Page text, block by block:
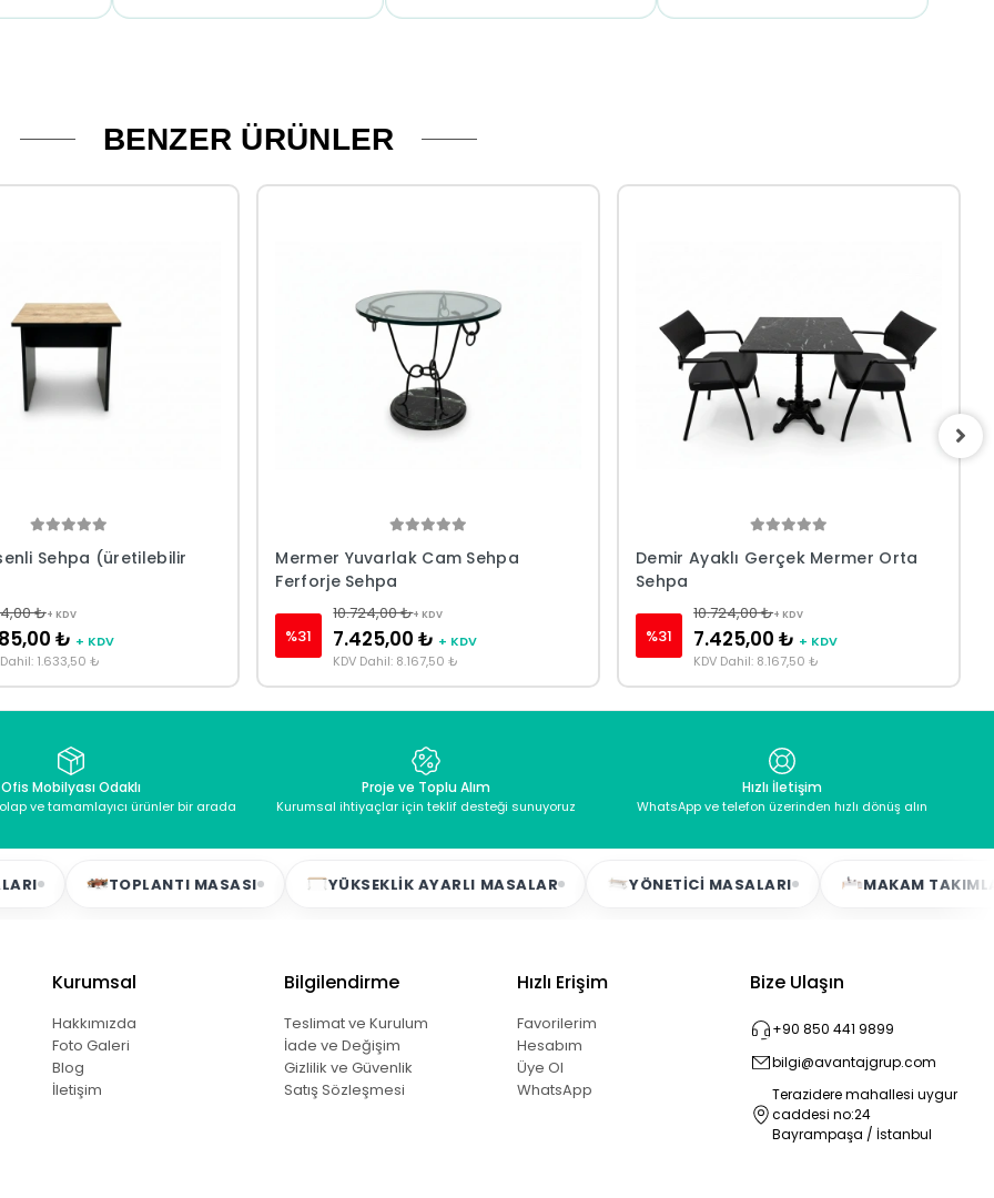
BENZER ÜRÜNLER
Sehpa (üretilebilir
₺+ KDV
₺ + KDV
1.633,50 ₺
Mermer Yuvarlak Cam Sehpa
Ferforje Sehpa
%31
10.724,00 ₺+ KDV
7.425,00 ₺ + KDV
KDV Dahil: 8.167,50 ₺
Demir Ayaklı Gerçek Mermer Orta
Sehpa
%31
10.724,00 ₺+ KDV
7.425,00 ₺ + KDV
KDV Dahil: 8.167,50 ₺
Ofis Mobilyası Odaklı
ve tamamlayıcı ürünler bir arada
Proje ve Toplu Alım
Kurumsal ihtiyaçlar için teklif desteği sunuyoruz
Hızlı İletişim
WhatsApp ve telefon üzerinden hızlı dönüş alın
TOPLANTI MASASI YÜKSEKLIK AYARLI MASALAR YÖNETICI MASALARI MAKAM TAKIMLARI
Kurumsal
Hakkımızda
Foto Galeri
Blog
İletişim
Bilgilendirme
Teslimat ve Kurulum
İade ve Değişim
Gizlilik ve Güvenlik
Satış Sözleşmesi
Hızlı Erişim
Favorilerim
Hesabım
Üye Ol
WhatsApp
Bize Ulaşın
+90 850 441 9899
bilgi@avantajgrup.com
Terazidere mahallesi uygur
caddesi no:24
Bayrampaşa / İstanbul